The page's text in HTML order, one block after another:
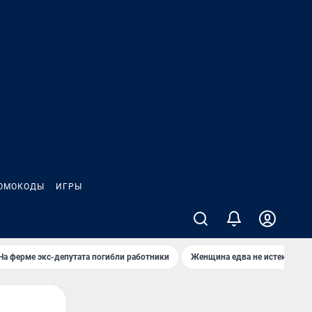
ИГРЫ
ферме экс-депутата погибли работники Женщина едва не истекла